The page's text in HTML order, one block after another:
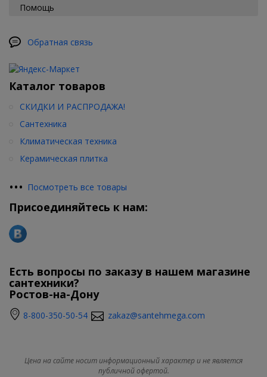
Помощь
Обратная связь
Каталог товаров
СКИДКИ И РАСПРОДАЖА!
Сантехника
Климатическая техника
Керамическая плитка
••• Посмотреть все товары
Присоединяйтесь к нам:
Есть вопросы по заказу в нашем магазине
сантехники?
Ростов-на-Дону
8-800-350-50-54 zakaz@santehmega.com
Цена на сайте носит информационный характер и не является
публичной офертой.